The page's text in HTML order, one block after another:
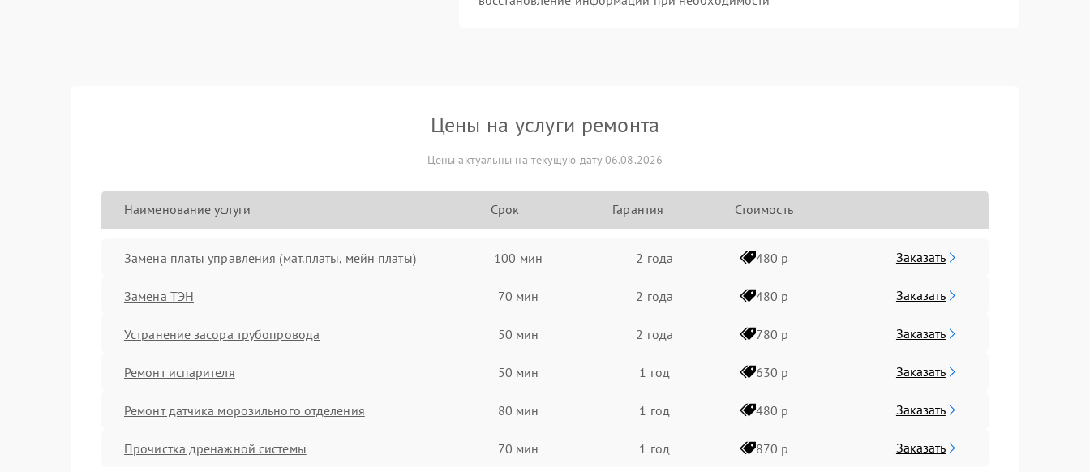
Цены на услуги ремонта
Цены актуальны на текущую дату 06.08.2026
Наименование услуги Срок Гарантия Стоимость
Замена платы управления (мат.платы, мейн платы) 100 мин 2 года 480 р Заказать
Замена ТЭН 70 мин 2 года 480 р Заказать
Устранение засора трубопровода 50 мин 2 года 780 р Заказать
Ремонт испарителя 50 мин 1 год 630 р Заказать
Ремонт датчика морозильного отделения 80 мин 1 год 480 р Заказать
Прочистка дренажной системы 70 мин 1 год 870 р Заказать